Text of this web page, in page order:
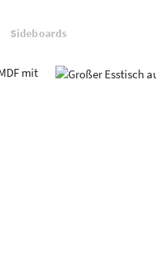
Sideboards